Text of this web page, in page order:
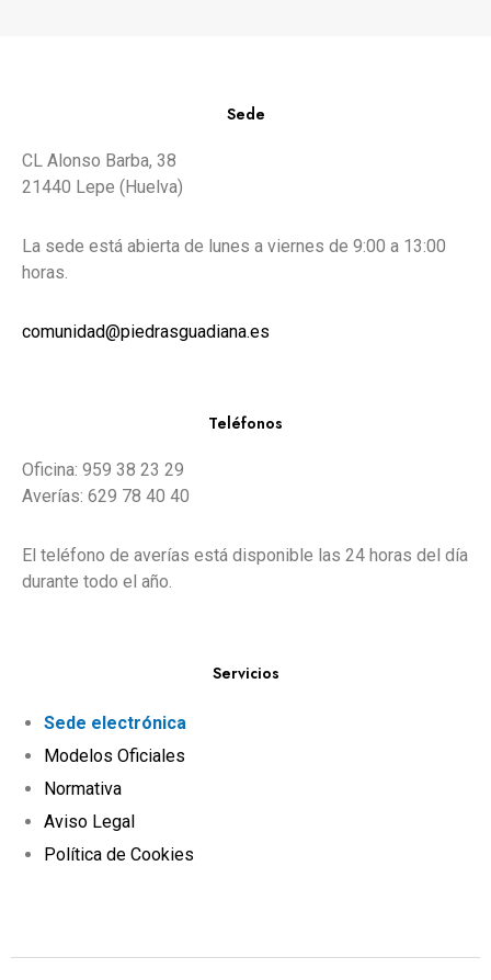
Sede
CL Alonso Barba, 38
21440 Lepe (Huelva)
La sede está abierta de lunes a viernes de 9:00 a 13:00
horas.
comunidad@piedrasguadiana.es
Teléfonos
Oficina: 959 38 23 29
Averías: 629 78 40 40
El teléfono de averías está disponible las 24 horas del día
durante todo el año.
Servicios
Sede electrónica
Modelos Oficiales
Normativa
Aviso Legal
Política de Cookies